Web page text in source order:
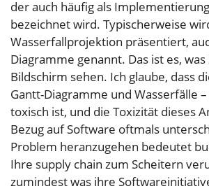
der auch häufig als
bezeichnet wird. Typischerweise
Wasserfallprojektion präsentiert,
Diagramme genannt. Das ist es,
Bildschirm sehen. Ich glaube, dass
Gantt-Diagramme und Wasserfälle
toxisch ist, und die Toxizität dieses
Bezug auf Software oftmals
Problem heranzugehen bedeutet
Ihre supply chain zum Scheitern
zumindest was ihre